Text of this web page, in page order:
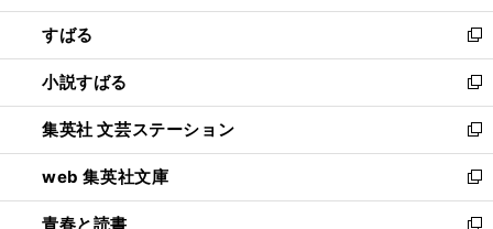
開
く
ウ
で
開
く
ン
ド
ウ
で
開
く
すばる
新
し
い
ウ
ィ
ン
ド
ウ
で
小説すばる
新
し
い
ウ
ィ
ン
ド
集英社 文芸ステーション
新
し
い
ウ
web 集英社文庫
新
し
青春と読書